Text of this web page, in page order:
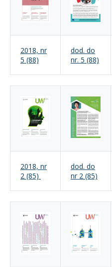
2018, nr
5 (88)
dod. do
nr. 5 (88)
2018, nr
2 (85)
dod. do
nr 2 (85)